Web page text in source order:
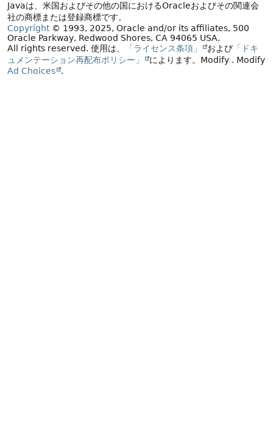
Javaは、米国およびその他の国におけるOracleおよびその関連会
社の商標または登録商標です。
Copyright© 1993, 2025, Oracle and/or its affiliates, 500
Oracle Parkway, Redwood Shores, CA 94065 USA.
All rights reserved. 使用は、 「ライセンス条項」 および 「ドキ
ュメンテーション再配布ポリシー」
によります。 Modify . Modify
Ad Choices
.